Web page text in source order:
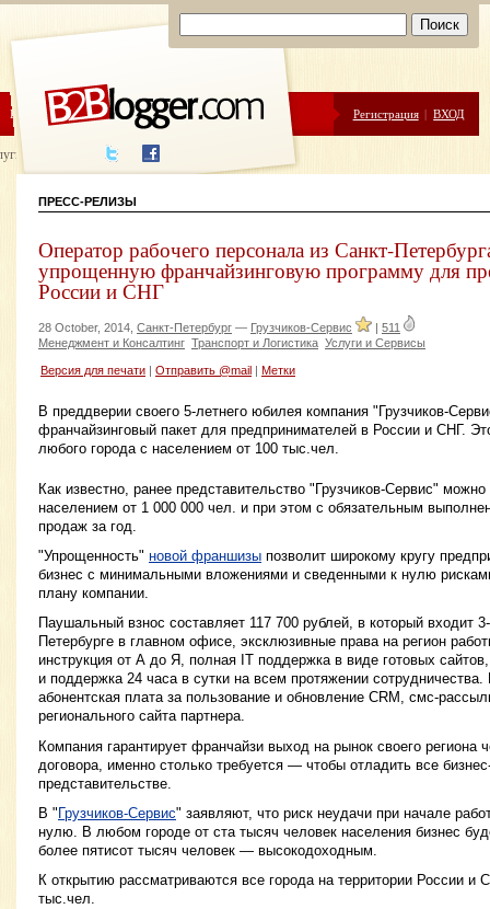
ЦЕНЫ ПОМОЩЬ Регистрация | ВХОД
написания
ПРЕСС-РЕЛИЗЫ
Оператор рабочего персонала из Санкт-
упрощенную франчайзинговую программу для
России и СНГ
28 October, 2014, Санкт-Петербург — Грузчиков-Сервис | 511
Менеджмент и Консалтинг Транспорт и Логистика Услуги и Сервисы
Версия для печати Отправить @mail Метки
В преддверии своего 5-летнего юбилея компания "Грузчиков-
франчайзинговый пакет для предпринимателей в России и СНГ.
любого города с населением от 100 тыс.чел.
Как известно, ранее представительство "Грузчиков-Сервис"
населением от 1 000 000 чел. и при этом с обязательным
продаж за год.
"Упрощенность" новой франшизы позволит широкому кругу
бизнес с минимальными вложениями и сведенными к нулю
плану компании.
Паушальный взнос составляет 117 700 рублей, в который входит
Петербурге в главном офисе, эксклюзивные права на регион
инструкция от А до Я, полная IT поддержка в виде готовых
и поддержка 24 часа в сутки на всем протяжении сотрудничества.
абонентская плата за пользование и обновление CRM, смс-
регионального сайта партнера.
Компания гарантирует франчайзи выход на рынок своего региона
договора, именно столько требуется — чтобы отладить все
представительстве.
В " Грузчиков-Сервис" заявляют, что риск неудачи при начале
нулю. В любом городе от ста тысяч человек населения бизнес
более пятисот тысяч человек — высокодоходным.
К открытию рассматриваются все города на территории России и
тыс.чел.